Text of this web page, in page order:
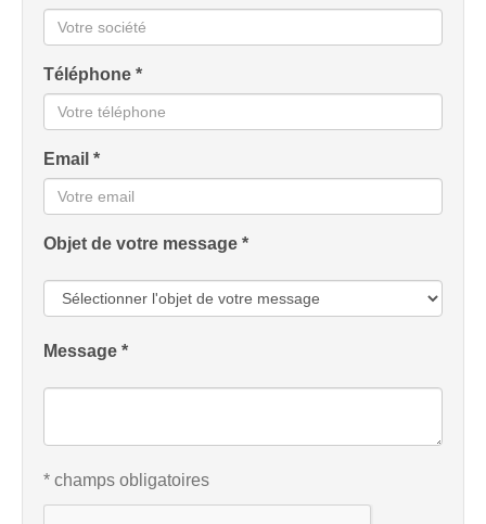
Téléphone *
Email *
Objet de votre message *
Message *
* champs obligatoires